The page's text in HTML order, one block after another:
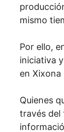
mismo
Por ello,
iniciativa
en
Quienes
través del